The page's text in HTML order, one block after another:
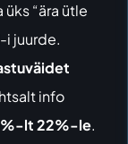
“ära ütle
i juurde.
info
lt 22%-le.